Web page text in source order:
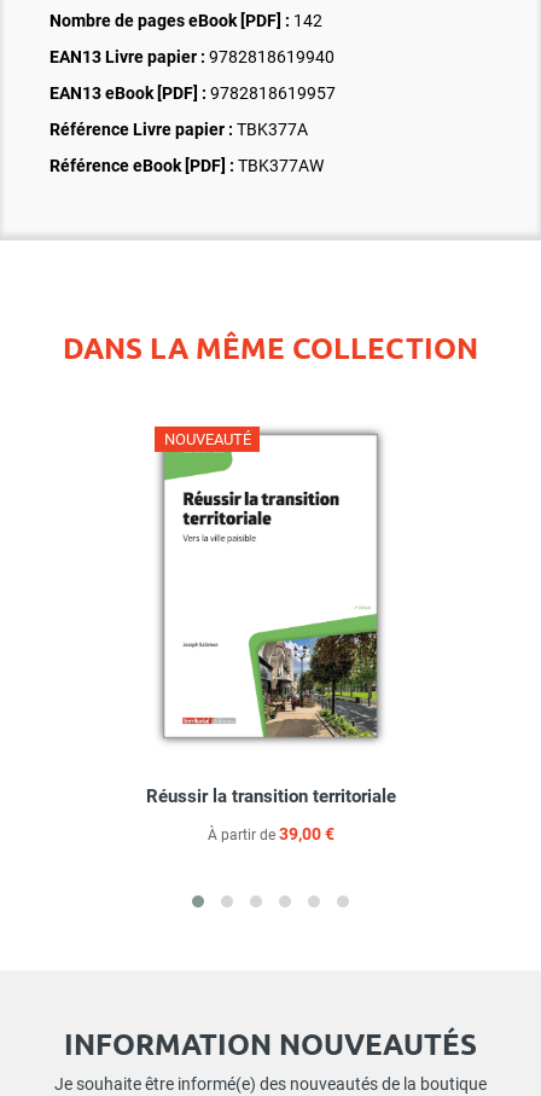
Nombre de pages eBook [PDF] : 142
EAN13 Livre papier : 9782818619940
EAN13 eBook [PDF] : 9782818619957
Référence Livre papier : TBK377A
Référence eBook [PDF] : TBK377AW
DANS LA MÊME COLLECTION
NOUVEAUTÉ
Réussir la transition territoriale
À partir de 39,00 €
INFORMATION NOUVEAUTÉS
Je souhaite être informé(e) des nouveautés de la boutique